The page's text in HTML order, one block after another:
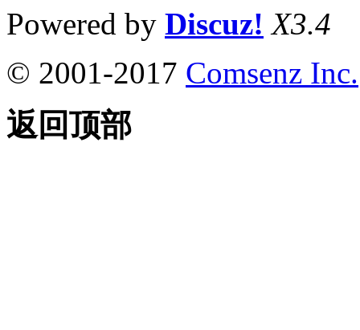
Powered by Discuz! X3.4
© 2001-2017 Comsenz Inc.
返回顶部